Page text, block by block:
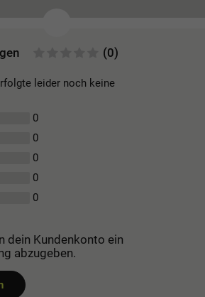
(0)
leider noch keine
0
0
0
0
0
dein Kundenkonto ein
abzugeben.